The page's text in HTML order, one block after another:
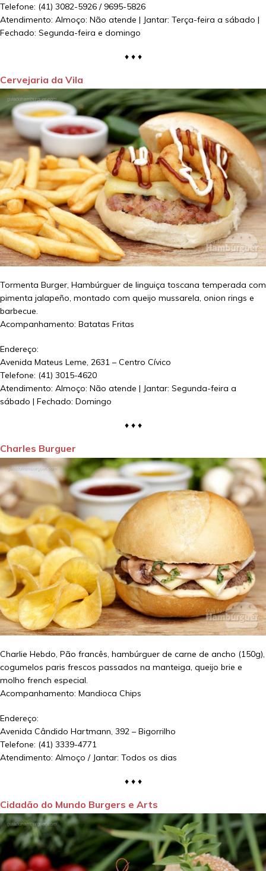
Telefone: (41) 3082-5926 / 9695-5826
Atendimento: Almoço: Não atende | Jantar: Terça-feira a sábado |
Fechado: Segunda-feira e domingo
♦ ♦ ♦
Cervejaria da Vila
Tormenta Burger, Hambúrguer de linguiça toscana temperada com
pimenta jalapeño, montado com queijo mussarela, onion rings e
barbecue.
Acompanhamento: Batatas Fritas
Endereço:
Avenida Mateus Leme, 2631 – Centro Cívico
Telefone: (41) 3015-4620
Atendimento: Almoço: Não atende | Jantar: Segunda-feira a
sábado | Fechado: Domingo
♦ ♦ ♦
Charles Burguer
Charlie Hebdo, Pão francês, hambúrguer de carne de ancho (150g),
cogumelos paris frescos passados na manteiga, queijo brie e
molho french especial.
Acompanhamento: Mandioca Chips
Endereço:
Avenida Cândido Hartmann, 392 – Bigorrilho
Telefone: (41) 3339-4771
Atendimento: Almoço / Jantar: Todos os dias
♦ ♦ ♦
Cidadão do Mundo Burgers e Arts